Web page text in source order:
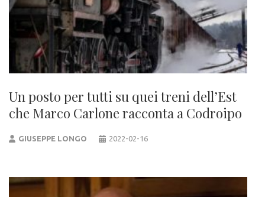
Un posto per tutti su quei treni dell’Est
che Marco Carlone racconta a Codroipo
GIUSEPPE LONGO 2022-02-16